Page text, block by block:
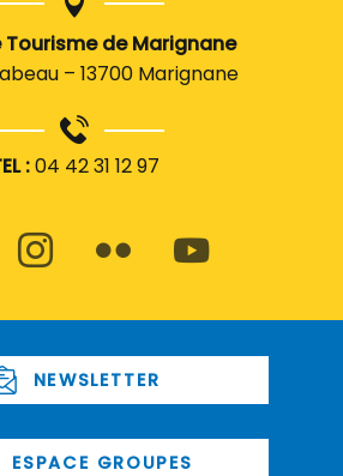
Tourisme de Marignane
– 13700 Marignane
:04 42 31 12 97
NEWSLETTER
ESPACE GROUPES